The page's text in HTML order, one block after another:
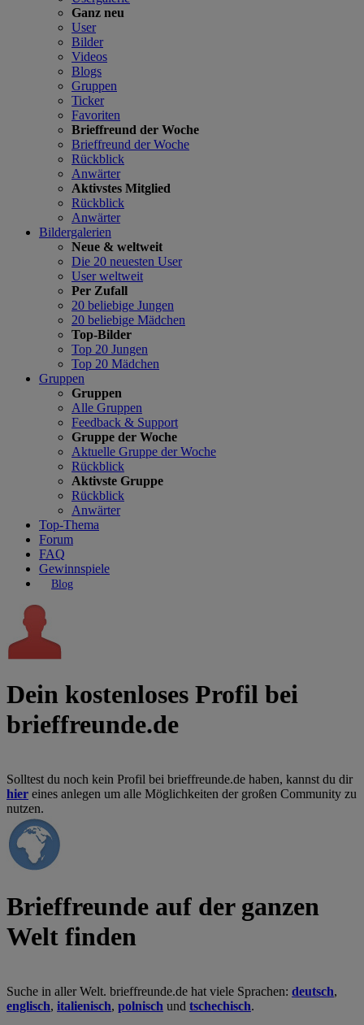
Ganz neu
User
Bilder
Videos
Blogs
Gruppen
Ticker
Favoriten
Brieffreund der Woche
Brieffreund der Woche
Rückblick
Anwärter
Aktivstes Mitglied
Rückblick
Anwärter
Bildergalerien
Neue & weltweit
Die 20 neuesten User
User weltweit
Per Zufall
20 beliebige Jungen
20 beliebige Mädchen
Top-Bilder
Top 20 Jungen
Top 20 Mädchen
Gruppen
Gruppen
Alle Gruppen
Feedback & Support
Gruppe der Woche
Aktuelle Gruppe der Woche
Rückblick
Aktivste Gruppe
Rückblick
Anwärter
Top-Thema
Forum
FAQ
Gewinnspiele
Blog
Dein kostenloses Profil bei
brieffreunde.de
Solltest du noch kein Profil bei brieffreunde.de haben, kannst du dir
hier eines anlegen um alle Möglichkeiten der großen Community zu
nutzen.
Brieffreunde auf der ganzen
Welt finden
Suche in aller Welt. brieffreunde.de hat viele Sprachen: deutsch,
englisch, italienisch, polnisch und tschechisch.